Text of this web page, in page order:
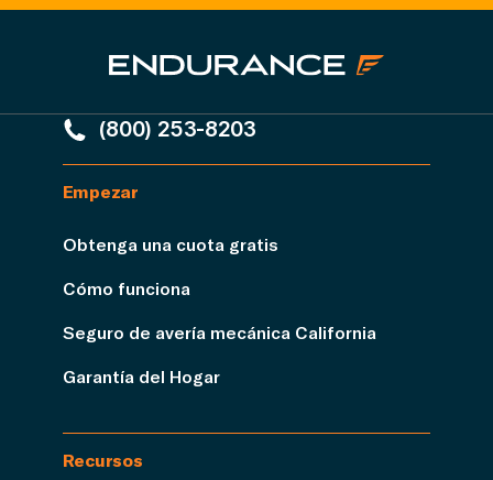
(800) 253-8203
Empezar
Obtenga una cuota gratis
Cómo funciona
Seguro de avería mecánica California
Garantía del Hogar
Recursos